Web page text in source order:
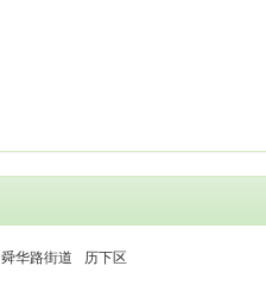
舜华路街道 历下区